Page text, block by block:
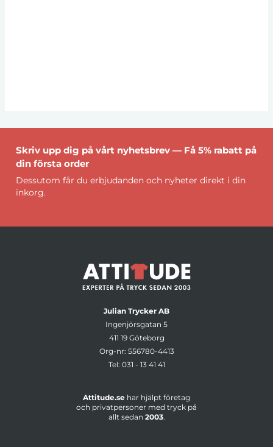
Skriv upp dig på vårt nyhetsbrev — Få 5% rabatt på
din första order
Dessutom får du erbjudanden och nyheter direkt i din
inkorg.
Julian Trycker AB
Ingenjörsgatan 5
411 19 Göteborg
Org-nr: 556780-4413
Tel: 031 - 13 41 41
Attitude.se har hjälpt företag
och privatpersoner med tryck på
allt sedan 2003.